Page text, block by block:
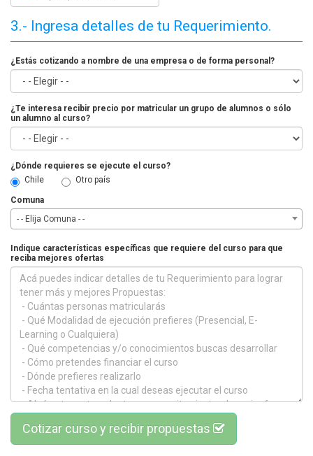
3.- Ingresa detalles de tu Requerimiento.
¿Estás cotizando a nombre de una empresa o de forma personal?
¿Te interesa recibir precio por matricular un grupo de alumnos o sólo
un alumno al curso?
¿Dónde requieres se ejecute el curso?
Chile
Otro país
Comuna
- - Elija Comuna - -
Indique características específicas que requiere del curso para que
reciba mejores ofertas
Cotizar curso y recibir propuestas